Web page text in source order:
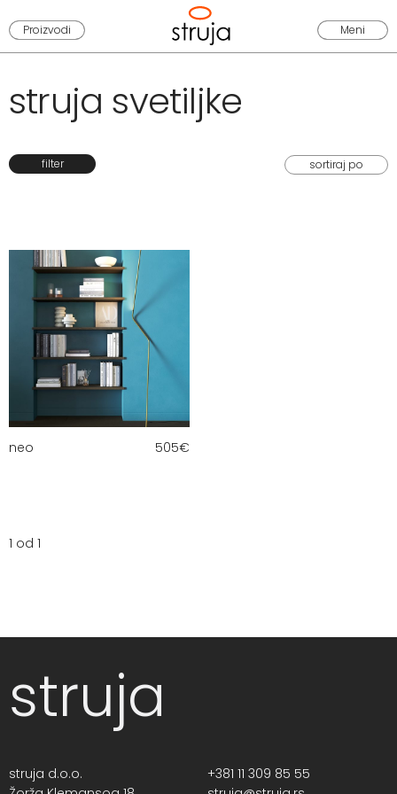
Proizvodi Meni
struja svetiljke
filter
neo 505€
1 od 1
struja
struja d.o.o.
+381 11 309 85 55